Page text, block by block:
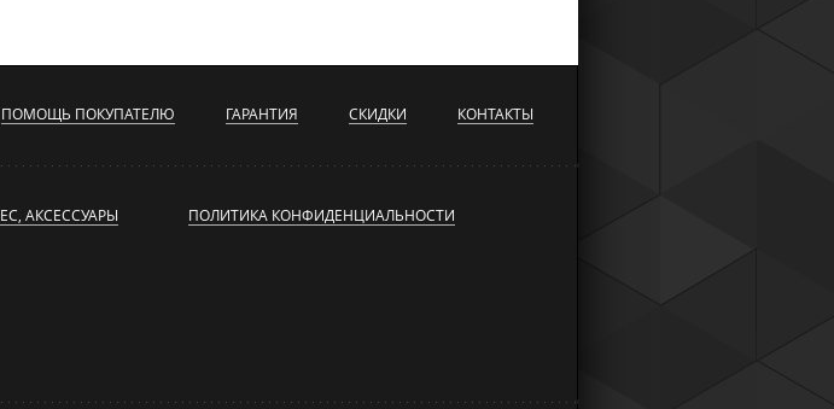
ПОМОЩЬ ПОКУПАТЕЛЮ ГАРАНТИЯ СКИДКИ КОНТАКТЫ
АКСЕССУАРЫ ПОЛИТИКА КОНФИДЕНЦИАЛЬНОСТИ